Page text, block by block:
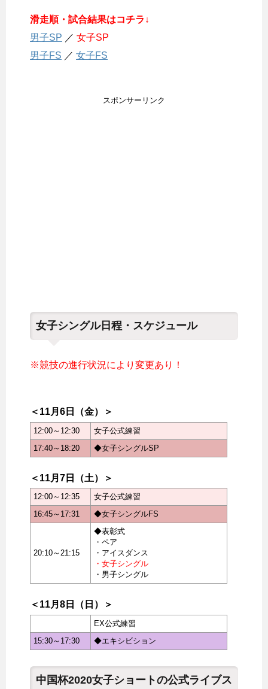
滑走順・試合結果はコチラ↓
男子SP ／ 女子SP
男子FS ／ 女子FS
スポンサーリンク
女子シングル日程・スケジュール
※競技の進行状況により変更あり！
＜11月6日（金）＞
12:00～12:30
女子公式練習
17:40～18:20
◆女子シングルSP
＜11月7日（土）＞
12:00～12:35
女子公式練習
16:45～17:31
◆女子シングルFS
20:10～21:15
◆表彰式
・ペア
・アイスダンス
・女子シングル
・男子シングル
＜11月8日（日）＞
EX公式練習
15:30～17:30
◆エキシビション
中国杯2020女子ショートの公式ライブス